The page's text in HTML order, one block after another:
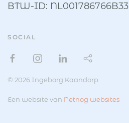
BTW-ID: NL001786766B33
SOCIAL
© 2026 Ingeborg Kaandorp
Een website van Netnog websites